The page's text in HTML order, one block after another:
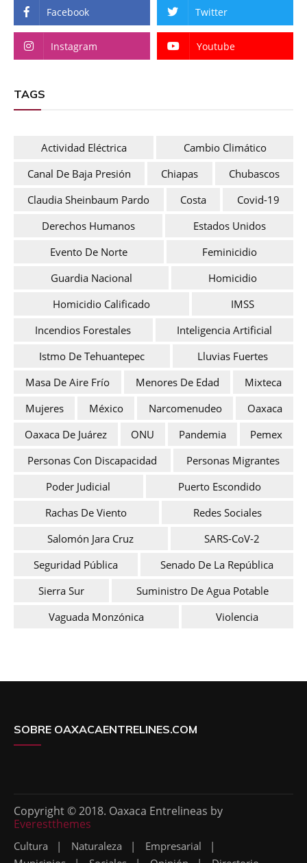
Facebook Twitter
Instagram Youtube
TAGS
Actividad Eléctrica
Cambio Climático
Canal De Baja Presión
Chiapas
Chubascos
Claudia Sheinbaum Pardo
Costa
Covid-19
Derechos Humanos
Estados Unidos
Evento De Norte
Feminicidio
Guardia Nacional
Homicidio
Homicidio Calificado
IMSS
Incendios Forestales
Inteligencia Artificial
Istmo De Tehuantepec
Lluvias Fuertes
Masa De Aire Frío
Menores De Edad
Mixteca
Mujeres
México Narcomenudeo
Oaxaca
Oaxaca De Juárez
ONU Pandemia
Pemex
Personas Con Discapacidad
Personas Migrantes
Poder Judicial
Puerto Escondido
Rachas De Viento
Redes Sociales
Salomón Jara Cruz
SARS-CoV-2
Seguridad Pública
Senado De La República
Sierra Sur
Suministro De Agua Potable
Vaguada Monzónica
Violencia
SOBRE OAXACAENTRELINES.COM
Copyright © 2018. Oaxaca Entrelineas by
Everestthemes
Cultura Naturaleza
Empresarial